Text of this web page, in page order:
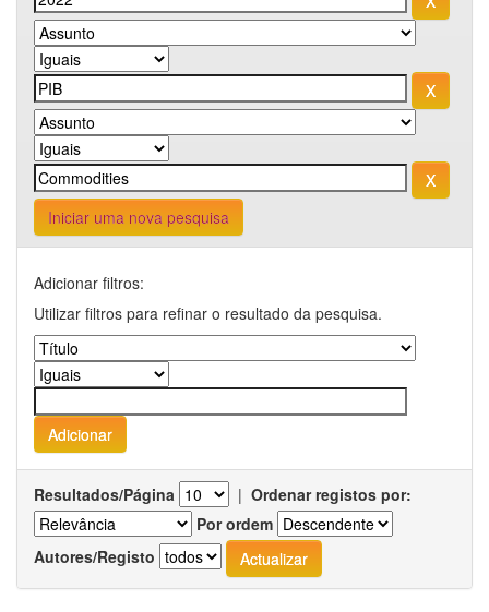
Iniciar uma nova pesquisa
Adicionar filtros:
Utilizar filtros para refinar o resultado da pesquisa.
Resultados/Página | Ordenar registos por:
Por ordem
Autores/Registo